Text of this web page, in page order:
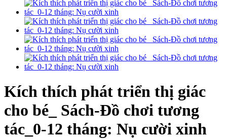
Kích thích phát triển thị giác
cho bé_ Sách-Đồ chơi tương
tác_0-12 tháng: Nụ cười xinh